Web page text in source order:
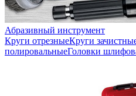
Абразивный инструмент
Круги отрезныеКруги
полировальныеГоловки